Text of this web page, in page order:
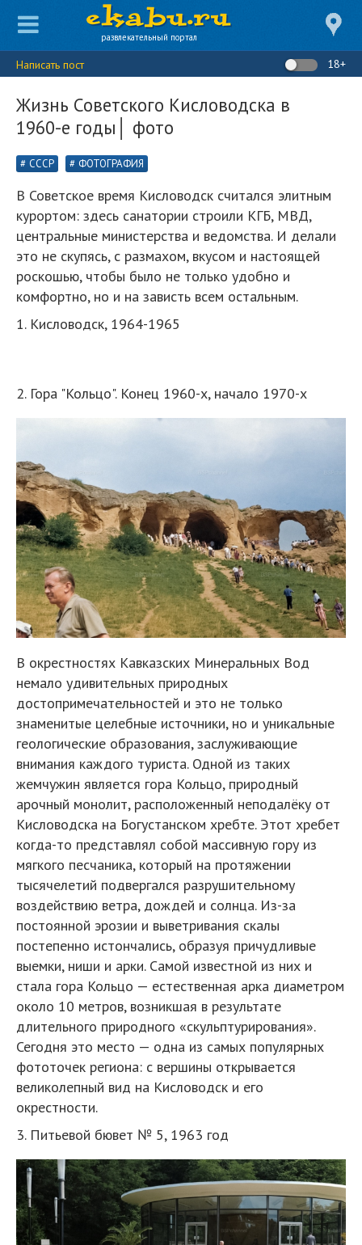
развлекательный портал
Написать пост 18+
Жизнь Советского Кисловодска в
1960-е годы│ фото
СССР ФОТОГРАФИЯ
В Советское время Кисловодск считался элитным
курортом: здесь санатории строили КГБ, МВД,
центральные министерства и ведомства. И делали
это не скупясь, с размахом, вкусом и настоящей
роскошью, чтобы было не только удобно и
комфортно, но и на зависть всем остальным.
1. Кисловодск, 1964-1965
2. Гора "Кольцо". Конец 1960-х, начало 1970-х
В окрестностях Кавказских Минеральных Вод
немало удивительных природных
достопримечательностей и это не только
знаменитые целебные источники, но и уникальные
геологические образования, заслуживающие
внимания каждого туриста. Одной из таких
жемчужин является гора Кольцо, природный
арочный монолит, расположенный неподалёку от
Кисловодска на Богустанском хребте. Этот хребет
когда-то представлял собой массивную гору из
мягкого песчаника, который на протяжении
тысячелетий подвергался разрушительному
воздействию ветра, дождей и солнца. Из-за
постоянной эрозии и выветривания скалы
постепенно истончались, образуя причудливые
выемки, ниши и арки. Самой известной из них и
стала гора Кольцо — естественная арка диаметром
около 10 метров, возникшая в результате
длительного природного «скульптурирования».
Сегодня это место — одна из самых популярных
фототочек региона: с вершины открывается
великолепный вид на Кисловодск и его
окрестности.
3. Питьевой бювет № 5, 1963 год